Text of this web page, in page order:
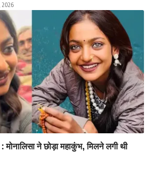
2026
ने छोड़ा महाकुंभ, मिलने लगी थी